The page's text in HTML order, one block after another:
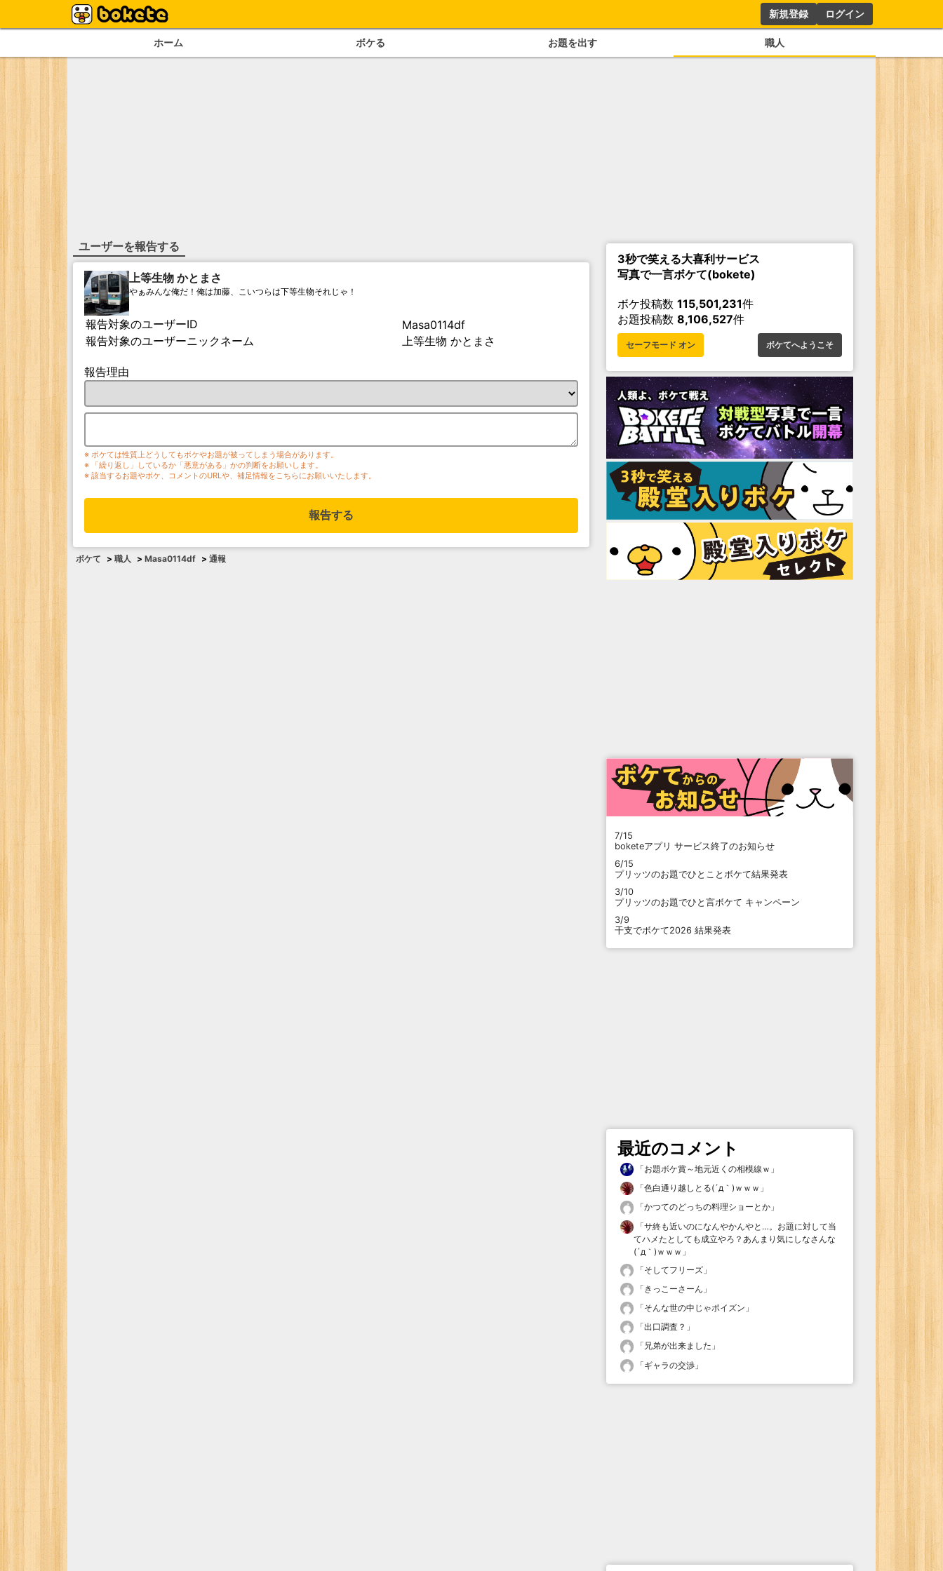
新規登録 ログイン
ホーム ボケる お題を出す 職人
ユーザーを報告する
上等生物 かとまさ
やぁみんな俺だ！俺は加藤、こいつらは下等生物それじゃ！
報告対象のユーザーID
Masa0114df
報告対象のユーザーニックネーム
上等生物 かとまさ
報告理由
※ ボケては性質上どうしてもボケやお題が被ってしまう場合があります。
※ 「繰り返し」しているか「悪意がある」かの判断をお願いします。
※ 該当するお題やボケ、コメントのURLや、補足情報をこちらにお願いいたします。
報告する
ボケて > 職人 > Masa0114df > 通報
3秒で笑える大喜利サービス
写真で一言ボケて(bokete)
ボケ投稿数 115,501,231件
お題投稿数 8,106,527件
セーフモード オン ボケてへようこそ
7/15
boketeアプリ サービス終了のお知らせ
6/15
プリッツのお題でひとことボケて結果発表
3/10
プリッツのお題でひと言ボケて キャンペーン
3/9
干支でボケて2026 結果発表
最近のコメント
「お題ボケ賞～地元近くの相模線ｗ 」
「色白通り越しとる(´д｀)ｗｗｗ 」
「かつてのどっちの料理ショーとか 」
「サ終も近いのになんやかんやと…。お題に対して当
てハメたとしても成立やろ？あんまり気にしなさんな
(´д｀)ｗｗｗ 」
「そしてフリーズ 」
「 きっこーさーん 」
「そんな世の中じゃポイズン 」
「出口調査？ 」
「 兄弟が出来ました 」
「ギャラの交渉 」